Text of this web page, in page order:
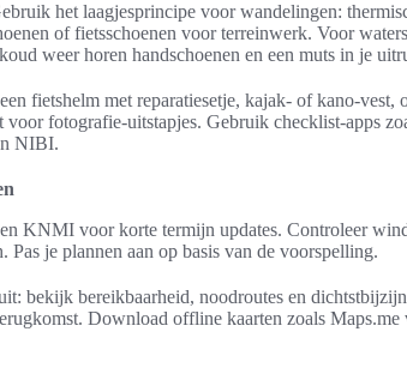
het laagjesprincipe voor wandelingen:
of fietsschoenen voor terreinwerk. Voor
weer horen handschoenen en een muts in je
fietshelm met reparatiesetje, kajak- of kano-vest,
voor fotografie-uitstapjes. Gebruik checklist-apps
NIBI.
KNMI voor korte termijn updates. Controleer
je plannen aan op basis van de voorspelling.
bekijk bereikbaarheid, noodroutes en
Download offline kaarten zoals Maps.me